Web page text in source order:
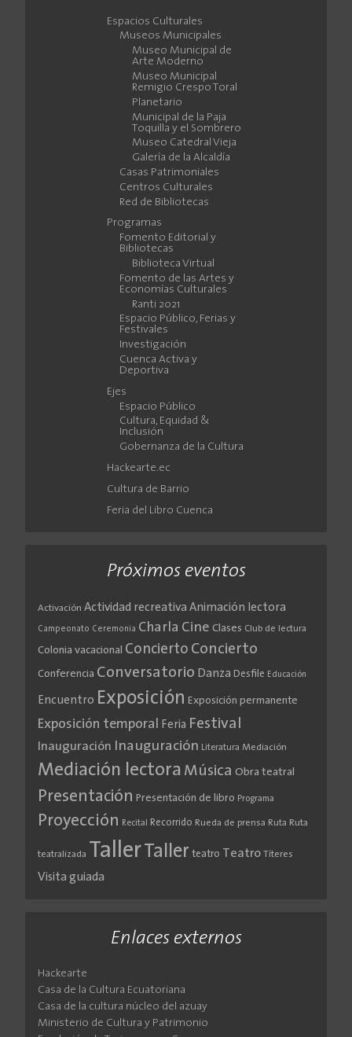
Espacios Culturales
Museos Municipales
Museo Municipal de
Arte Moderno
Museo Municipal
Remigio Crespo Toral
Planetario
Municipal de la Paja
Toquilla y el Sombrero
Museo Catedral Vieja
Galería de la Alcaldía
Casas Patrimoniales
Centros Culturales
Red de Bibliotecas
Programas
Fomento Editorial y
Bibliotecas
Biblioteca Virtual
Fomento de las Artes y
Economías Culturales
Ranti 2021
Espacio Público, Ferias y
Festivales
Investigación
Cuenca Activa y
Deportiva
Ejes
Espacio Público
Cultura, Equidad &
Inclusión
Gobernanza de la Cultura
Hackearte.ec
Cultura de Barrio
Feria del Libro Cuenca
Próximos eventos
Activación Actividad recreativa Animación lectora
Campeonato Ceremonia Charla Cine Clases Club de lectura
Colonia vacacional Concierto Concierto
Conferencia Conversatorio Danza Desfile Educación
Encuentro Exposición Exposición permanente
Exposición temporal Feria Festival
Inauguración Inauguración Literatura Mediación
Mediación lectora Música Obra teatral
Presentación Presentación de libro Programa
Proyección Recital Recorrido Rueda de prensa Ruta Ruta
teatralizada Taller Taller teatro Teatro Títeres
Visita guiada
Enlaces externos
Hackearte
Casa de la Cultura Ecuatoriana
Casa de la cultura núcleo del azuay
Ministerio de Cultura y Patrimonio